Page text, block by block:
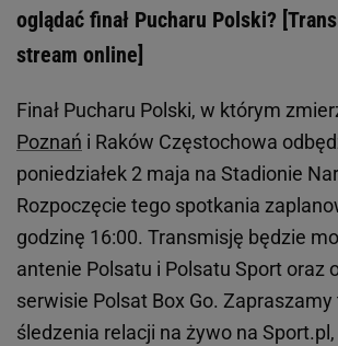
oglądać finał Pucharu Polski?
stream online]
Finał Pucharu Polski, w którym
Poznań i Raków Częstochowa
poniedziałek 2 maja na Stadionie
Rozpoczęcie tego spotkania
godzinę 16:00. Transmisję będzie
antenie Polsatu i Polsatu Sport oraz
serwisie Polsat Box Go.
śledzenia relacji na żywo na